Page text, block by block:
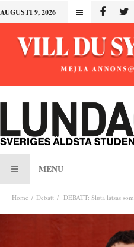
AUGUSTI 9, 2026
MENU
Home Debatt DEBATT: Sluta låtsas